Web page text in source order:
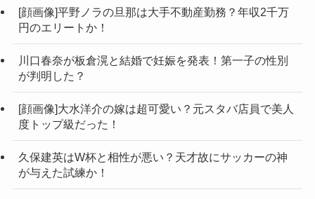
[顔画像]平野ノラの旦那は大手不動産勤務？年収2千万
円のエリートか！
川口春奈が板倉滉と結婚で妊娠を発表！第一子の性別
が判明した？
[顔画像]大水洋介の嫁は超可愛い？元スタバ店員で美人
度トップ級だった！
久保建英はW杯と相性が悪い？天才故にサッカーの神
が与えた試練か！